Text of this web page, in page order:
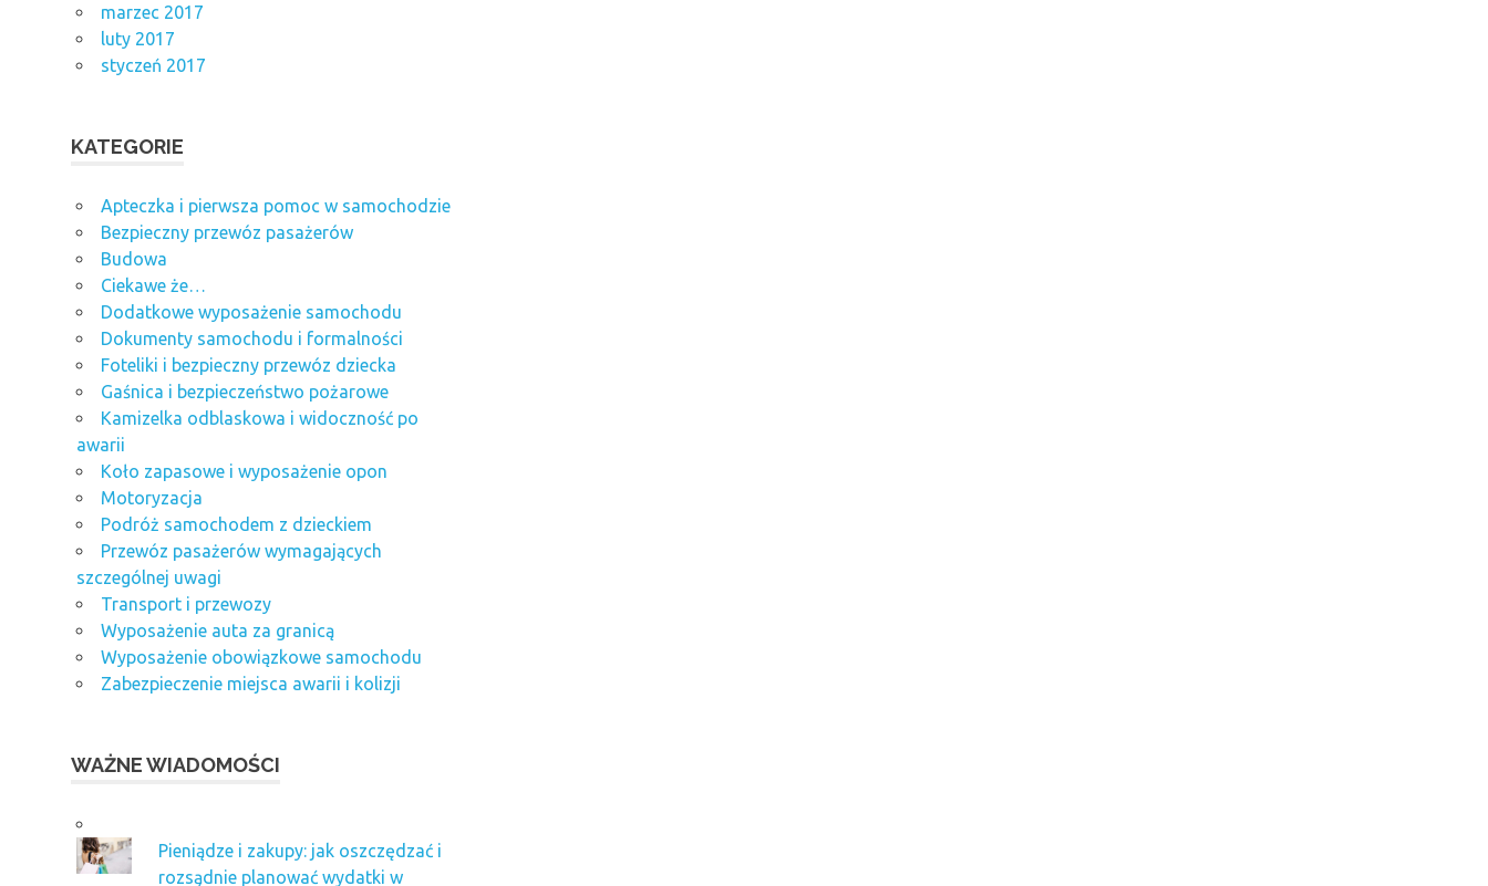
marzec 2017
luty 2017
styczeń 2017
KATEGORIE
Apteczka i pierwsza pomoc w samochodzie
Bezpieczny przewóz pasażerów
Budowa
Ciekawe że…
Dodatkowe wyposażenie samochodu
Dokumenty samochodu i formalności
Foteliki i bezpieczny przewóz dziecka
Gaśnica i bezpieczeństwo pożarowe
Kamizelka odblaskowa i widoczność po
awarii
Koło zapasowe i wyposażenie opon
Motoryzacja
Podróż samochodem z dzieckiem
Przewóz pasażerów wymagających
szczególnej uwagi
Transport i przewozy
Wyposażenie auta za granicą
Wyposażenie obowiązkowe samochodu
Zabezpieczenie miejsca awarii i kolizji
WAŻNE WIADOMOŚCI
Pieniądze i zakupy: jak oszczędzać i
rozsądnie planować wydatki w